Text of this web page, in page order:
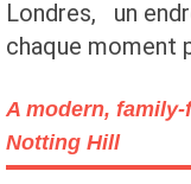
Londres, un
chaque moment
A modern,
Notting Hill